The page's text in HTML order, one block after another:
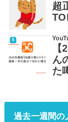
超
ん
た
過去一週間の